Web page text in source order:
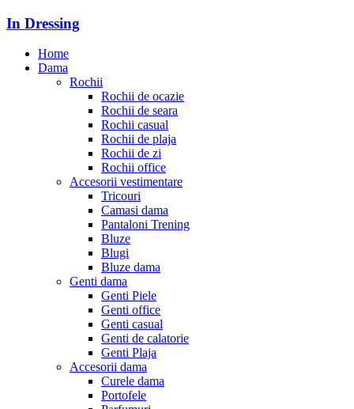
In Dressing
Home
Dama
Rochii
Rochii de ocazie
Rochii de seara
Rochii casual
Rochii de plaja
Rochii de zi
Rochii office
Accesorii vestimentare
Tricouri
Camasi dama
Pantaloni Trening
Bluze
Blugi
Bluze dama
Genti dama
Genti Piele
Genti office
Genti casual
Genti de calatorie
Genti Plaja
Accesorii dama
Curele dama
Portofele